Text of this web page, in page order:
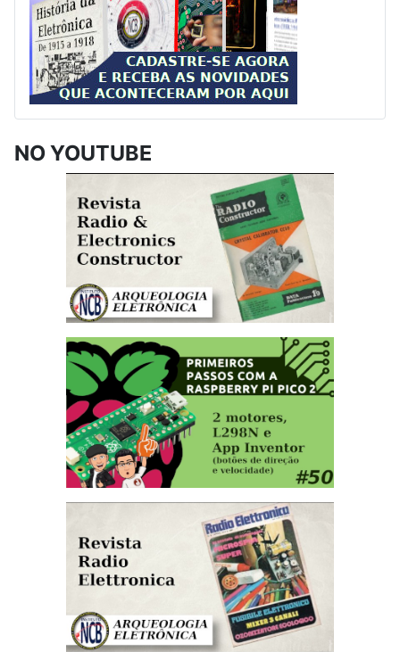
NO YOUTUBE